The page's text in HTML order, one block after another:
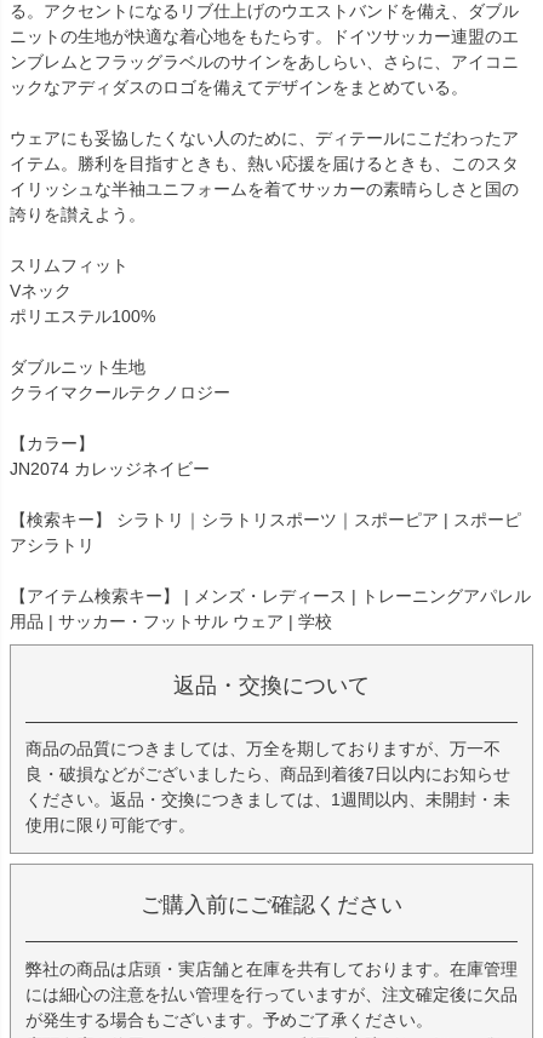
る。アクセントになるリブ仕上げのウエストバンドを備え、ダブル
ニットの生地が快適な着心地をもたらす。ドイツサッカー連盟のエ
ンブレムとフラッグラベルのサインをあしらい、さらに、アイコニ
ックなアディダスのロゴを備えてデザインをまとめている。
ウェアにも妥協したくない人のために、ディテールにこだわったア
イテム。勝利を目指すときも、熱い応援を届けるときも、このスタ
イリッシュな半袖ユニフォームを着てサッカーの素晴らしさと国の
誇りを讃えよう。
スリムフィット
Vネック
ポリエステル100%
ダブルニット生地
クライマクールテクノロジー
【カラー】
JN2074 カレッジネイビー
【検索キー】 シラトリ｜シラトリスポーツ｜スポーピア | スポーピ
アシラトリ
【アイテム検索キー】 | メンズ・レディース | トレーニングアパレル
用品 | サッカー・フットサル ウェア | 学校
返品・交換について
商品の品質につきましては、万全を期しておりますが、万一不
良・破損などがございましたら、商品到着後7日以内にお知らせ
ください。返品・交換につきましては、1週間以内、未開封・未
使用に限り可能です。
ご購入前にご確認ください
弊社の商品は店頭・実店舗と在庫を共有しております。在庫管理
には細心の注意を払い管理を行っていますが、注文確定後に欠品
が発生する場合もございます。予めご了承ください。